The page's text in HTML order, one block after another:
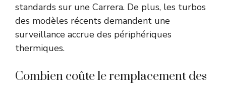
standards sur une Carrera. De plus, les turbos
des modèles récents demandent une
surveillance accrue des périphériques
thermiques.
Combien coûte le remplacement des